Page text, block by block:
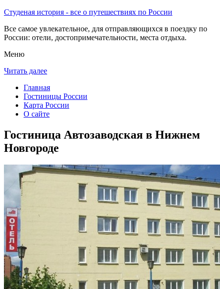
Студеная история - все о путешествиях по России
Все самое увлекательное, для отправляющихся в поездку по
России: отели, достопримечательности, места отдыха.
Меню
Читать далее
Главная
Гостиницы России
Карта России
О сайте
Гостиница Автозаводская в Нижнем
Новгороде